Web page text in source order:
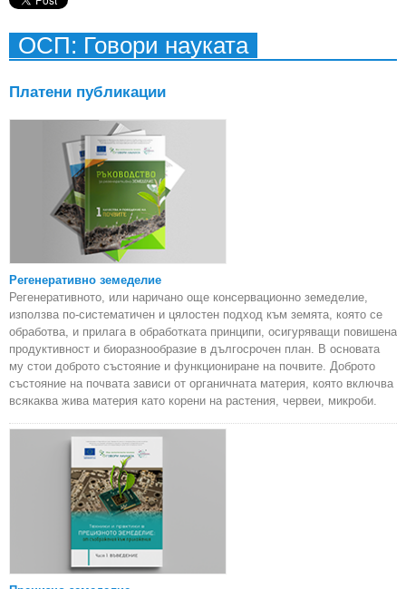
ОСП: Говори науката
Платени публикации
Регенеративно земеделие
Регенеративното, или наричано още консервационно земеделие,
използва по-систематичен и цялостен подход към земята, която се
обработва, и прилага в обработката принципи, осигуряващи повишена
продуктивност и биоразнообразие в дългосрочен план. В основата
му стои доброто състояние и функциониране на почвите. Доброто
състояние на почвата зависи от органичната материя, която включва
всякаква жива материя като корени на растения, червеи, микроби.